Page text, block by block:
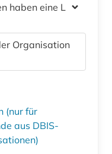
haben eine Lizenz
Organisation
(nur für
aus DBIS-